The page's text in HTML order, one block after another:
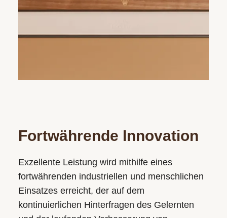
Fortwährende Innovation
Exzellente Leistung wird mithilfe eines
fortwährenden industriellen und menschlichen
Einsatzes erreicht, der auf dem
kontinuierlichen Hinterfragen des Gelernten